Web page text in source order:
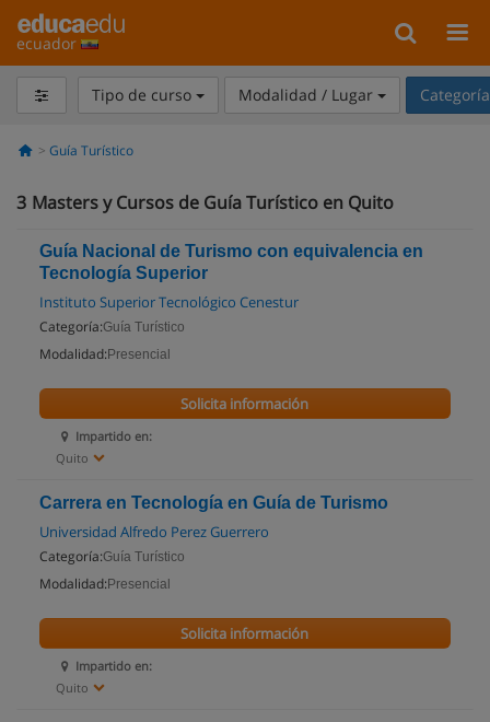
ecuador
Tipo de curso Modalidad / Lugar
Guía Turístico
3 Masters y Cursos de Guía Turístico en Quito
Guía Nacional de Turismo con equivalencia en
Tecnología Superior
Instituto Superior Tecnológico Cenestur
Categoría:Guía Turístico
Modalidad: Presencial
Impartido en:
Quito
Solicita información
Carrera en Tecnología en Guía de Turismo
Universidad Alfredo Perez Guerrero
Categoría:Guía Turístico
Modalidad: Presencial
Impartido en:
Quito
Solicita información